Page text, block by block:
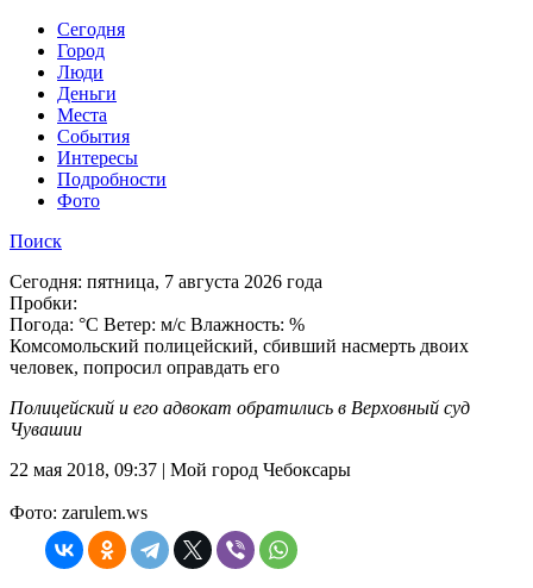
Cегодня
Город
Люди
Деньги
Места
События
Интересы
Подробности
Фото
Поиск
Сегодня: пятница, 7 августа 2026 года
Пробки:
Погода: °C Ветер: м/с Влажность: %
Комсомольский полицейский, сбивший насмерть двоих
человек, попросил оправдать его
Полицейский и его адвокат обратились в Верховный суд
Чувашии
22 мая 2018, 09:37 | Мой город Чебоксары
Фото: zarulem.ws